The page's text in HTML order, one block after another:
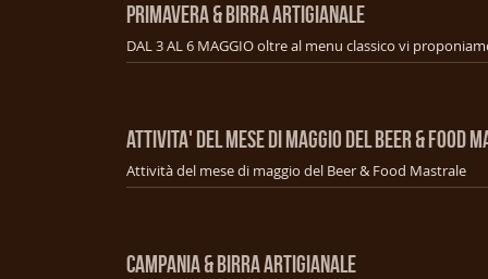
PRIMAVERA & BIRRA ARTIGIANALE
ATTIVITA' DEL MESE DI MAGGIO DEL BEER & FOOD
Attività del mese di maggio del Beer & Food Mastrale
CAMPANIA & BIRRA ARTIGIANALE